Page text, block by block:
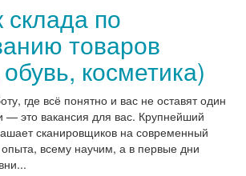
склада по
товаров
косметика)
где всё понятно и вас не оставят один
— это вакансия для вас. Крупнейший
сканировщиков на современный
всему научим, а в первые дни